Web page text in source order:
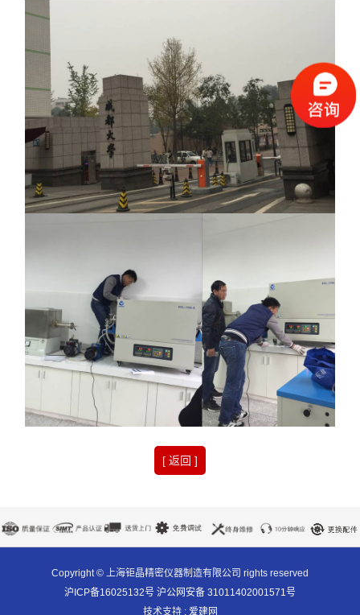
[ 返回 ]
Copyright © 上海钜晶精密仪器制造有限公司 rights reserved
沪ICP备16025132号 沪公网安备 31011402001571号
技术支持 : 爱建网